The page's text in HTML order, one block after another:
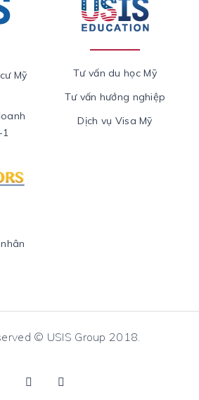
Mỹ
1
Tư vấn du học Mỹ
Tư vấn hướng nghiệp
Dịch vụ Visa Mỹ
© USIS Group 2018.